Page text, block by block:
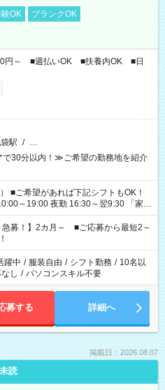
OK
ブランクOK
円～ ■週払いOK ■扶養内OK ■日
駅 / …
30分以内！≫ご希望の勤務地を紹介
！
～19:00 夜勤 16:30～翌9:30 「家族
余裕を持って夕飯の準備がしたい」
ない」 など、ご希望を教えてください
務時間。 合計で週40時間を超える場
急募！】2カ月～ ■ご応募から最短2～
躍中 / 服装自由 / シフト勤務 / 10名以
し / パソコンスキル不要
募する 詳細へ
掲載日：2026.08.07
未読